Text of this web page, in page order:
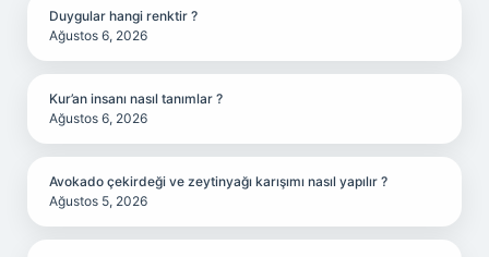
Duygular hangi renktir ?
Ağustos 6, 2026
Kur’an insanı nasıl tanımlar ?
Ağustos 6, 2026
Avokado çekirdeği ve zeytinyağı karışımı nasıl yapılır ?
Ağustos 5, 2026